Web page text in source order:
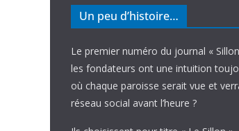
Un peu d’histoire…
Le premier numéro du journal «
les fondateurs ont une intuition
où chaque paroisse serait vue et
réseau social avant l’heure ?